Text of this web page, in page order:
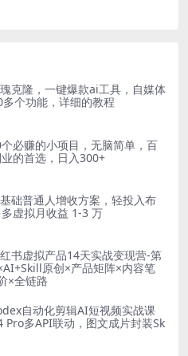
瑰克隆，一键爆款ai工具，自媒体
个功能，详细的教程
个必赚的小项目，无脑简单，百
的首选，日入300+
基础普通人增收方案，轻投入布
虚拟月收益 1-3 万
红书虚拟产品14天实战变现营-第
原创×产品矩阵×内容笔
×全链路
自动化剪辑AI短视频实战课
Pro多API联动，图文成片封装Sk